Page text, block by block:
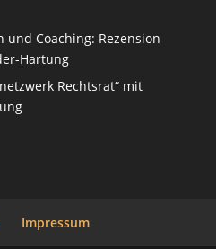
Coaching: Rezension
Hartung
Rechtsrat“ mit
Impressum